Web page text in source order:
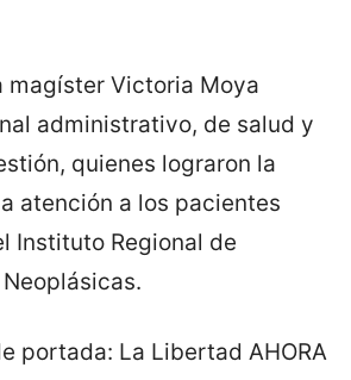
magíster Victoria Moya
administrativo, de salud y
quienes lograron la
atención a los pacientes
Instituto Regional de
portada: La Libertad AHORA